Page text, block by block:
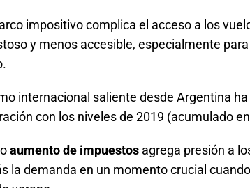
impositivo complica el acceso a los
y menos accesible, especialmente
internacional saliente desde Argentina
con los niveles de 2019 (acumulado
aumento de impuestos agrega presión a
la demanda en un momento crucial